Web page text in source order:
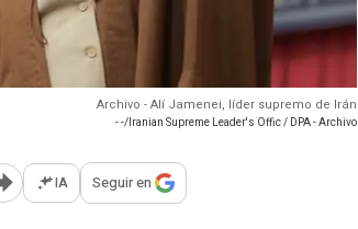
Archivo - Alí Jamenei, líder supremo de Irán
- -/Iranian Supreme Leader's Offic / DPA - Archivo
Abrir opciones para compartir
IA Seguir en